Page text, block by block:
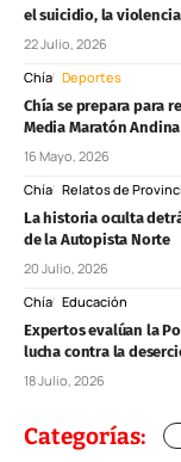
el suicidio, la
22 Julio, 2026
Chía Deportes
Chía se prepara para
Media Maratón Andina
16 Mayo, 2026
Chía Relatos de
La historia oculta
de la Autopista Norte
20 Julio, 2026
Chía Educación
Expertos evalúan la
lucha contra la
18 Julio, 2026
Categorías: